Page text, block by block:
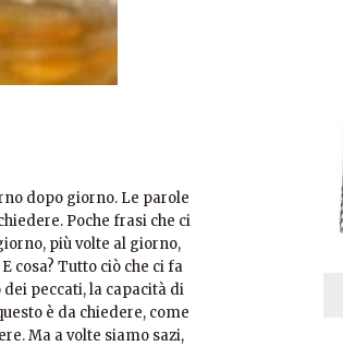
dopo giorno. Le parole
Poche frasi che ci
più volte al giorno,
cosa? Tutto ciò che ci fa
peccati, la capacità di
è da chiedere, come
Ma a volte siamo sazi,